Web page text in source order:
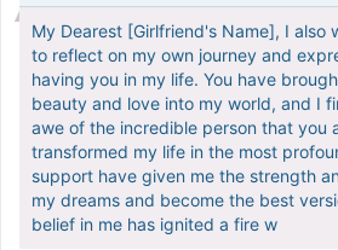
My Dearest [Girlfriend's Name], I also
to reflect on my own journey and
having you in my life. You have
beauty and love into my world, and I
awe of the incredible person that you
transformed my life in the most
support have given me the strength
my dreams and become the best
belief in me has ignited a fire w